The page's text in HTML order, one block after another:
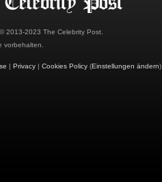
© 2013-2023 The Celebrity Post.
vorbehalten.
| Privacy | Cookies Policy (Einstellungen ändern)